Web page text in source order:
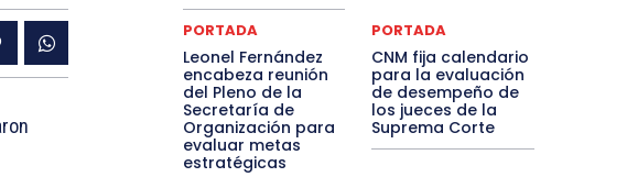
PORTADA
Leonel Fernández
encabeza reunión
del Pleno de la
Secretaría de
Organización para
evaluar metas
estratégicas
PORTADA
CNM fija calendario
para la evaluación
de desempeño de
los jueces de la
Suprema Corte